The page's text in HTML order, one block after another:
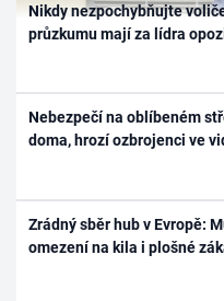
Nikdy nezpochybňujte
průzkumu mají za lídra
Nebezpečí na oblíbeném
doma, hrozí ozbrojenci ve
Zrádný sběr hub v Evropě:
omezení na kila i plošné